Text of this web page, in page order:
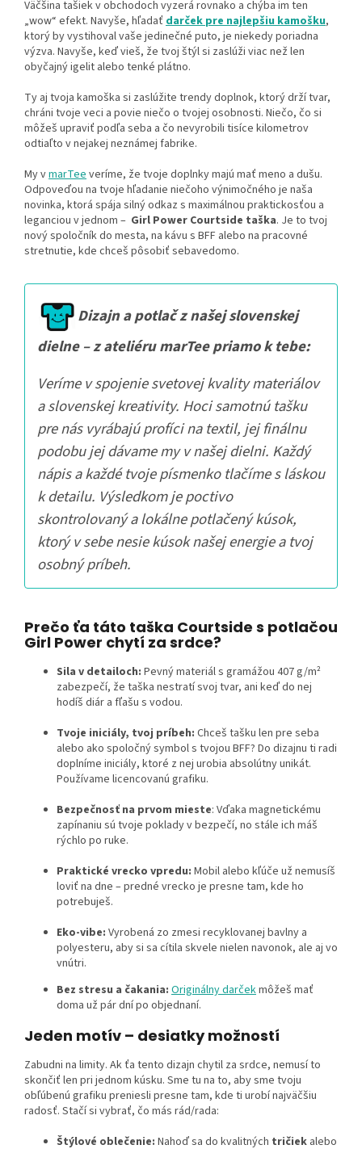
Väčšina tašiek v obchodoch vyzerá rovnako a chýba im ten
„wow“ efekt. Navyše, hľadať darček pre najlepšiu kamošku,
ktorý by vystihoval vaše jedinečné puto, je niekedy poriadna
výzva. Navyše, keď vieš, že tvoj štýl si zaslúži viac než len
obyčajný igelit alebo tenké plátno.
Ty aj tvoja kamoška si zaslúžite trendy doplnok, ktorý drží tvar,
chráni tvoje veci a povie niečo o tvojej osobnosti. Niečo, čo si
môžeš upraviť podľa seba a čo nevyrobili tisíce kilometrov
odtiaľto v nejakej neznámej fabrike.
My vmarTee veríme, že tvoje doplnky majú mať meno a dušu.
Odpoveďou na tvoje hľadanie niečoho výnimočného je naša
novinka, ktorá spája silný odkaz s maximálnou praktickosťou a
leganciou v jednom – Girl Power Courtside taška. Je to tvoj
nový spoločník do mesta, na kávu s BFF alebo na pracovné
stretnutie, kde chceš pôsobiť sebavedomo.
Dizajn a potlač z našej slovenskej
dielne – z ateliéru marTee priamo k tebe:
Veríme v spojenie svetovej kvality materiálov
a slovenskej kreativity. Hoci samotnú tašku
pre nás vyrábajú profíci na textil, jej finálnu
podobu jej dávame my v našej dielni. Každý
nápis a každé tvoje písmenko tlačíme s láskou
k detailu. Výsledkom je poctivo
skontrolovaný a lokálne potlačený kúsok,
ktorý v sebe nesie kúsok našej energie a tvoj
osobný príbeh.
Prečo ťa táto taška Courtside s potlačou
Girl Power chytí za srdce?
Sila v detailoch: Pevný materiál s gramážou 407 g/m²
zabezpečí, že taška nestratí svoj tvar, ani keď do nej
hodíš diár a fľašu s vodou.
Tvoje iniciály, tvoj príbeh: Chceš tašku len pre seba
alebo ako spoločný symbol s tvojou BFF? Do dizajnu ti radi
doplníme iniciály, ktoré z nej urobia absolútny unikát.
Používame licencovanú grafiku.
Bezpečnosť na prvom mieste: Vďaka magnetickému
zapínaniu sú tvoje poklady v bezpečí, no stále ich máš
rýchlo po ruke.
Praktické vrecko vpredu: Mobil alebo kľúče už nemusíš
loviť na dne – predné vrecko je presne tam, kde ho
potrebuješ.
Eko-vibe: Vyrobená zo zmesi recyklovanej bavlny a
polyesteru, aby si sa cítila skvele nielen navonok, ale aj vo
vnútri.
Bez stresu a čakania: Originálny darčekmôžeš mať
doma už pár dní po objednaní.
Jeden motív – desiatky možností
Zabudni na limity. Ak ťa tento dizajn chytil za srdce, nemusí to
skončiť len pri jednom kúsku. Sme tu na to, aby sme tvoju
obľúbenú grafiku preniesli presne tam, kde ti urobí najväčšiu
radosť. Stačí si vybrať, čo más rád/rada:
Štýlové oblečenie: Nahoď sa do kvalitných tričiek alebo